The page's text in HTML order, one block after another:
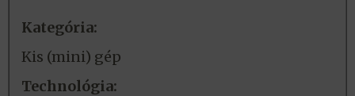
Kategória:
Kis (mini) gép
Technológia: